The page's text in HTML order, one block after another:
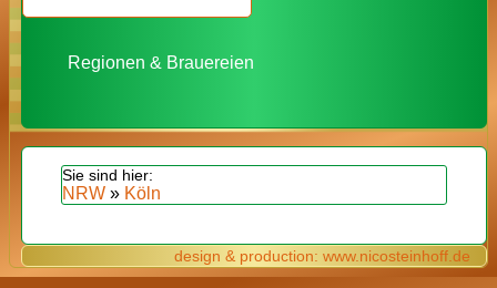
NRW » Köln
design & production: www.nicosteinhoff.de